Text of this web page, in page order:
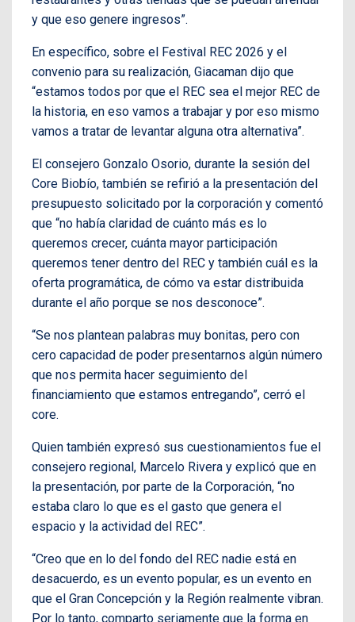
y que eso genere ingresos”.
En específico, sobre el Festival REC 2026 y el
convenio para su realización, Giacaman dijo que
“estamos todos por que el REC sea el mejor REC de
la historia, en eso vamos a trabajar y por eso mismo
vamos a tratar de levantar alguna otra alternativa”.
El consejero Gonzalo Osorio, durante la sesión del
Core Biobío, también se refirió a la presentación del
presupuesto solicitado por la corporación y comentó
que “no había claridad de cuánto más es lo
queremos crecer, cuánta mayor participación
queremos tener dentro del REC y también cuál es la
oferta programática, de cómo va estar distribuida
durante el año porque se nos desconoce”.
“Se nos plantean palabras muy bonitas, pero con
cero capacidad de poder presentarnos algún número
que nos permita hacer seguimiento del
financiamiento que estamos entregando”, cerró el
core.
Quien también expresó sus cuestionamientos fue el
consejero regional, Marcelo Rivera y explicó que en
la presentación, por parte de la Corporación, “no
estaba claro lo que es el gasto que genera el
espacio y la actividad del REC”.
“Creo que en lo del fondo del REC nadie está en
desacuerdo, es un evento popular, es un evento en
que el Gran Concepción y la Región realmente vibran.
Por lo tanto, comparto seriamente que la forma en